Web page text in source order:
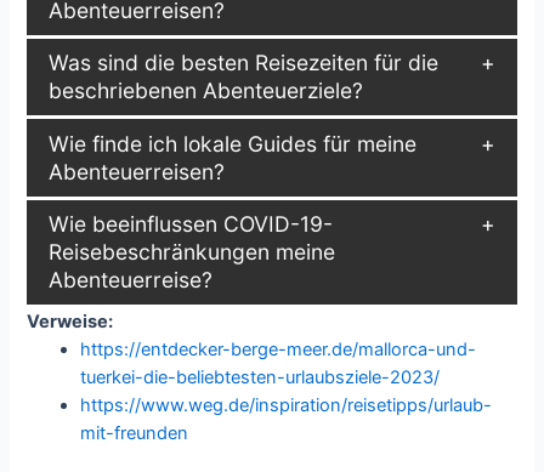
Abenteuerreisen?
Was sind die besten Reisezeiten für die
beschriebenen Abenteuerziele?
Wie finde ich lokale Guides für meine
Abenteuerreisen?
Wie beeinflussen COVID-19-
Reisebeschränkungen meine
Abenteuerreise?
Verweise:
https://entdecker-berge-meer.de/mallorca-und-
tuerkei-die-beliebtesten-urlaubsziele-2023/
https://www.weg.de/inspiration/reisetipps/urlaub-
mit-freunden